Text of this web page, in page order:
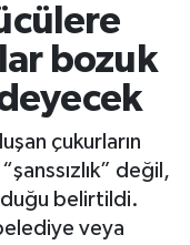
bozuk
çukurların
değil,
belirtildi.
veya
Haritası